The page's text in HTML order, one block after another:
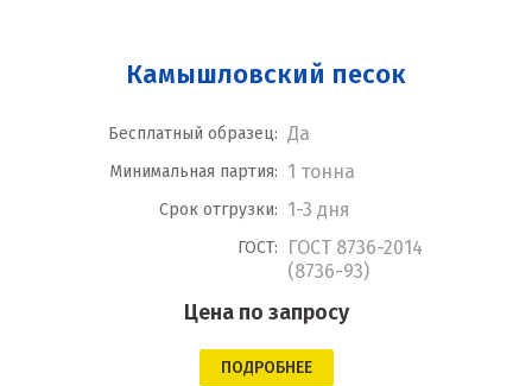
Камышловский песок
Бесплатный образец: Да
Минимальная партия: 1 тонна
Срок отгрузки: 1-3 дня
ГОСТ:
ГОСТ 8736-2014
(8736-93)
Цена по запросу
ПОДРОБНЕЕ